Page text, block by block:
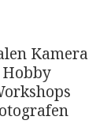
Kamera